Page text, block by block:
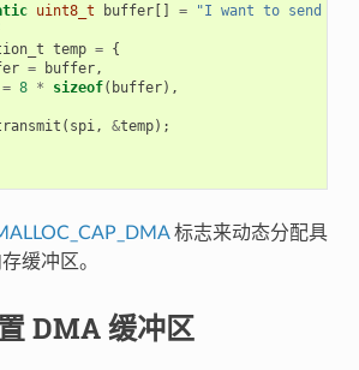
uint8_t buffer[] =
"I want to send
temp = {
= buffer,
= 8 * sizeof( buffer),
( spi, &temp);
标志来动态分配具
缓冲区。
DMA 缓冲区